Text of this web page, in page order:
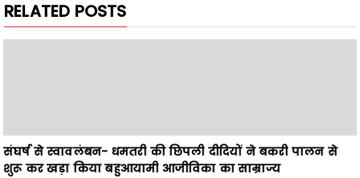
RELATED POSTS
संघर्ष से स्वावलंबन- धमतरी की छिपली दीदियों ने बकरी पालन से
शुरू कर खड़ा किया बहुआयामी आजीविका का साम्राज्य